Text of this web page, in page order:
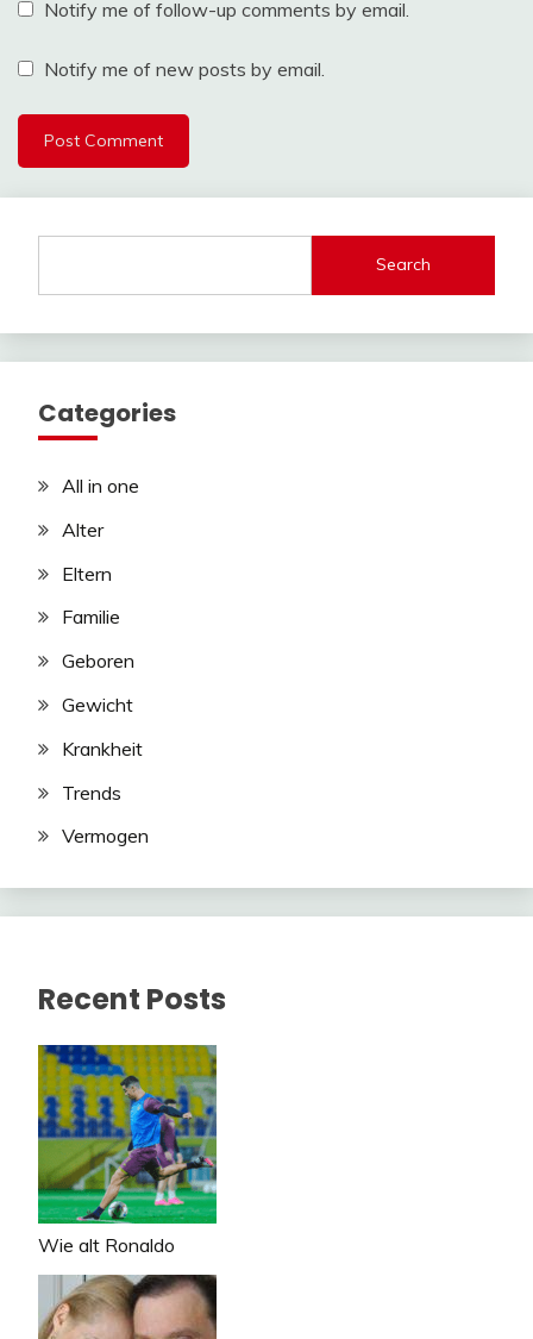
Notify me of follow-up comments by email.
Notify me of new posts by email.
Search
Categories
All in one
Alter
Eltern
Familie
Geboren
Gewicht
Krankheit
Trends
Vermogen
Recent Posts
Wie alt Ronaldo